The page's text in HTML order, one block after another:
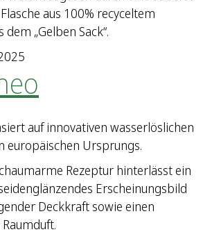
aus 100% recyceltem
„Gelben Sack“.
auf innovativen wasserlöslichen
europäischen Ursprungs.
Rezeptur hinterlässt ein
Erscheinungsbild
Deckkraft sowie einen